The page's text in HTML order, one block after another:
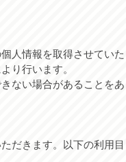
人情報を取得させていた
り行います。
ない場合があることをあ
だきます。以下の利用目